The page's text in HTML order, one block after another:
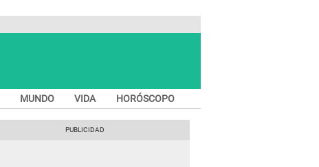
MUNDO VIDA HORÓSCOPO